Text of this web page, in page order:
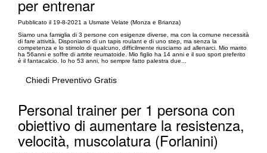
per entrenar
Pubblicato il 19-8-2021 a Usmate Velate (Monza e Brianza)
Siamo una famiglia di 3 persone con esigenze diverse, ma con la comune necessità
di fare attività. Disponiamo di un tapis roulant e di uno step, ma senza la
competenza e lo stimolo di qualcuno, difficilmente riusciamo ad allenarci. Mio marito
ha 56anni e soffre di artrite reumatoide. Mio figlio ha 14 anni e il suo sport preferito
è il fantacalcio. Io ho 53 anni, ho sempre fatto palestra due...
Chiedi Preventivo Gratis
Personal trainer per 1 persona con
obiettivo di aumentare la resistenza,
velocità, muscolatura (Forlanini)